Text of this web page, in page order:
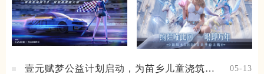
壹元赋梦公益计划启动，为苗乡儿童浇筑梦
05-13